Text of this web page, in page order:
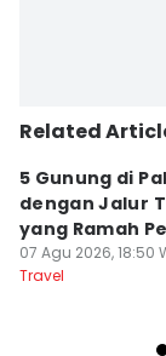
Related
5 Gunung di
dengan Jalur
yang Ramah
07 Agu 2026, 18:50
Travel